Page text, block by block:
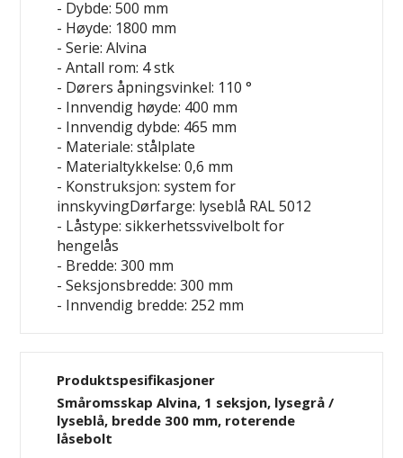
- Dybde: 500 mm
- Høyde: 1800 mm
- Serie: Alvina
- Antall rom: 4 stk
- Dørers åpningsvinkel: 110 °
- Innvendig høyde: 400 mm
- Innvendig dybde: 465 mm
- Materiale: stålplate
- Materialtykkelse: 0,6 mm
- Konstruksjon: system for
innskyvingDørfarge: lyseblå RAL 5012
- Låstype: sikkerhetssvivelbolt for
hengelås
- Bredde: 300 mm
- Seksjonsbredde: 300 mm
- Innvendig bredde: 252 mm
Produktspesifikasjoner
Småromsskap Alvina, 1 seksjon, lysegrå /
lyseblå, bredde 300 mm, roterende
låsebolt